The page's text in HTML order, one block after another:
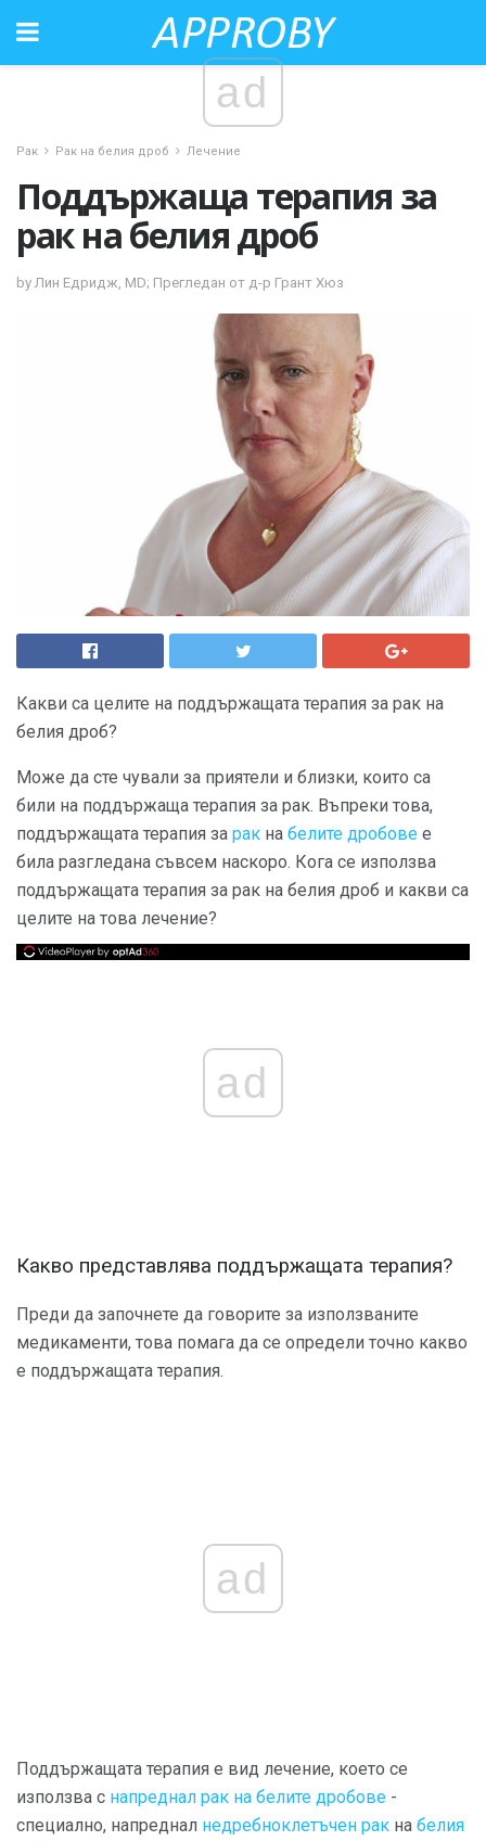
ad
Рак Рак на белия дроб Лечение
Поддържаща терапия за
рак на белия дроб
by Лин Едридж, MD; Прегледан от д-р Грант Хюз
Какви са целите на поддържащата терапия за рак на
белия дроб?
Може да сте чували за приятели и близки, които са
били на поддържаща терапия за рак. Въпреки това,
поддържащата терапия за рак на белите дробове е
била разгледана съвсем наскоро. Кога се използва
поддържащата терапия за рак на белия дроб и какви са
целите на това лечение?
ad
Какво представлява поддържащата терапия?
Преди да започнете да говорите за използваните
медикаменти, това помага да се определи точно какво
е поддържащата терапия.
ad
Поддържащата терапия е вид лечение, което се
използва с напреднал рак на белите дробове -
специално, напреднал недребноклетъчен рак на белия